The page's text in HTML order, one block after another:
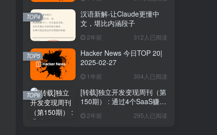
汉语新解-让Claude更懂中
文，堪比内涵段子
2年前 312人已阅读
TOP4
Hacker News 今日TOP 20|
2025-02-27
1年前 304人已阅读
TOP5
[转载]独立开发变现周刊（第
150期） : 通过4个SaaS赚取
2年前 295人已阅读
TOP6